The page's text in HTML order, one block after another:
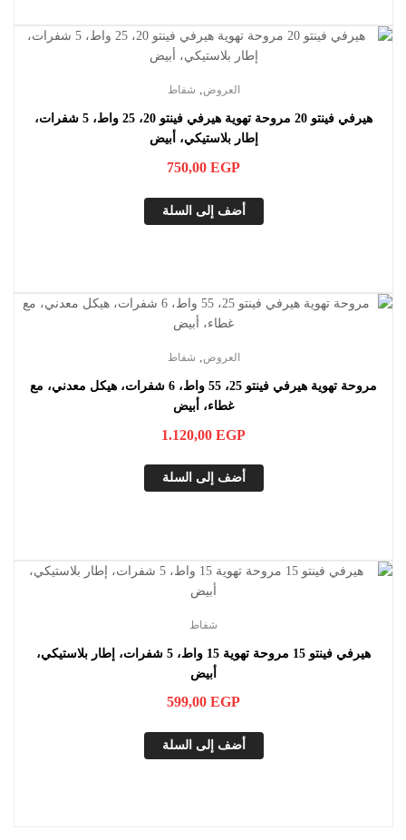
العروض, شفاط
هيرفي فينتو 20 مروحة تهوية هيرفي فينتو 20، 25 واط، 5 شفرات،
إطار بلاستيكي، أبيض
750,00 EGP
أضف إلى السلة
العروض, شفاط
مروحة تهوية هيرفي فينتو 25، 55 واط، 6 شفرات، هيكل معدني، مع
غطاء، أبيض
1.120,00 EGP
أضف إلى السلة
شفاط
هيرفي فينتو 15 مروحة تهوية 15 واط، 5 شفرات، إطار بلاستيكي،
أبيض
599,00 EGP
أضف إلى السلة